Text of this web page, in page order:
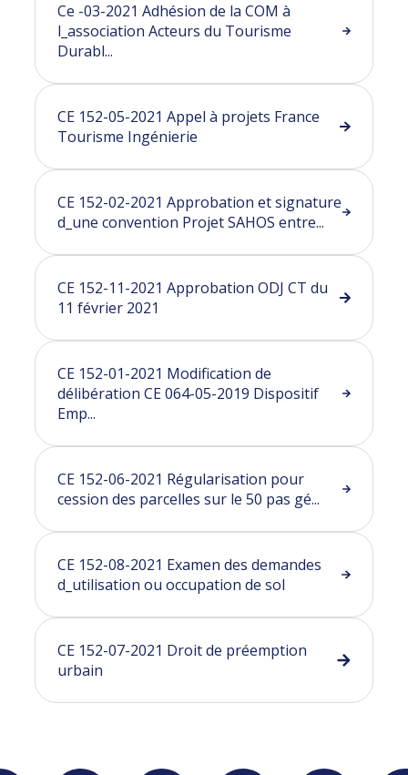
Ce -03-2021 Adhésion de la COM à
l_association Acteurs du Tourisme
Durabl...
CE 152-05-2021 Appel à projets France
Tourisme Ingénierie
CE 152-02-2021 Approbation et signature
d_une convention Projet SAHOS entre...
CE 152-11-2021 Approbation ODJ CT du
11 février 2021
CE 152-01-2021 Modification de
délibération CE 064-05-2019 Dispositif
Emp...
CE 152-06-2021 Régularisation pour
cession des parcelles sur le 50 pas gé...
CE 152-08-2021 Examen des demandes
d_utilisation ou occupation de sol
CE 152-07-2021 Droit de préemption
urbain